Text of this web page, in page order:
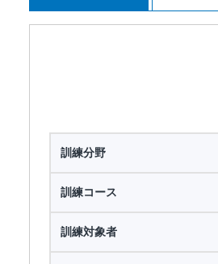
訓練分野
訓練コース
訓練対象者